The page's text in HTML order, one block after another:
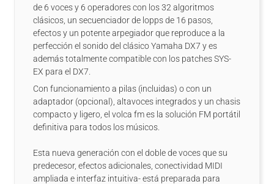
de 6 voces y 6 operadores con los 32 algoritmos
clásicos, un secuenciador de lopps de 16 pasos,
efectos y un potente arpegiador que reproduce a la
perfección el sonido del clásico Yamaha DX7 y es
además totalmente compatible con los patches SYS-
EX para el DX7.
Con funcionamiento a pilas (incluidas) o con un
adaptador (opcional), altavoces integrados y un chasis
compacto y ligero, el volca fm es la solución FM portátil
definitiva para todos los músicos.
Esta nueva generación con el doble de voces que su
predecesor, efectos adicionales, conectividad MIDI
ampliada e interfaz intuitiva- está preparada para